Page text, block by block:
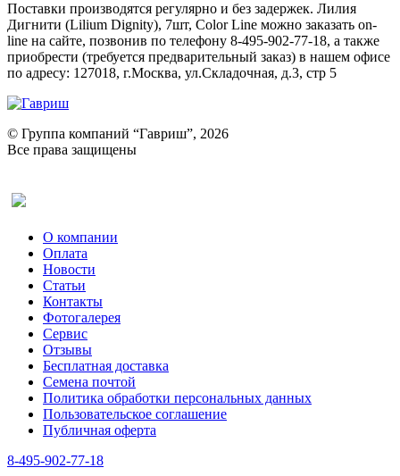
Поставки производятся регулярно и без задержек. Лилия
Дигнити (Lilium Dignity), 7шт, Color Line можно заказать on-
line на сайте, позвонив по телефону 8-495-902-77-18, а также
приобрести (требуется предварительный заказ) в нашем офисе
по адресу: 127018, г.Москва, ул.Складочная, д.3, стр 5
© Группа компаний “Гавриш”, 2026
Все права защищены
О компании
Оплата
Новости
Статьи
Контакты
Фотогалерея​
Сервис
Отзывы
Бесплатная доставка
Семена почтой
Политика обработки персональных данных
Пользовательское соглашение
Публичная оферта
8-495-902-77-18